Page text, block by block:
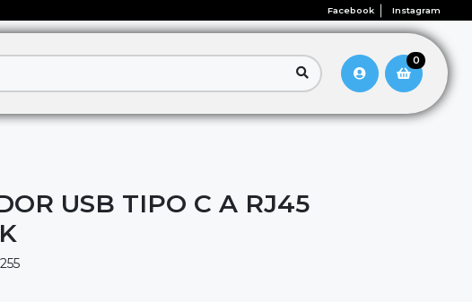
Facebook Instagram
0
USB TIPO C A RJ45